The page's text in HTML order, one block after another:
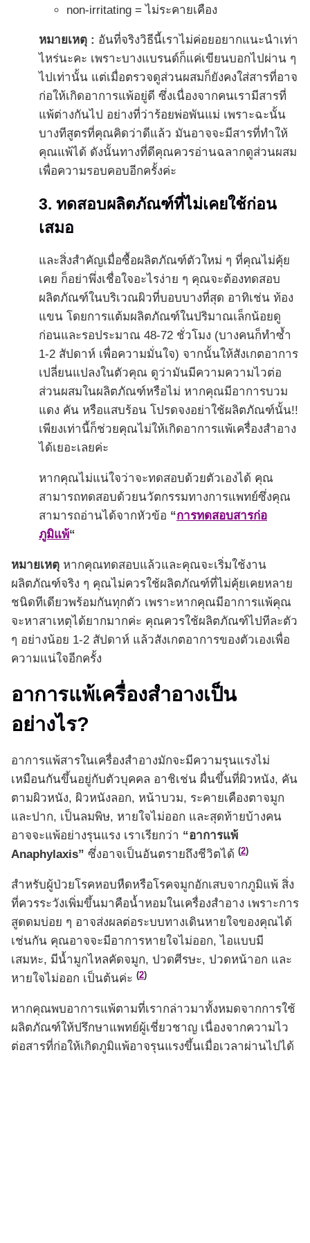
non-irritating = ไม่ระคายเคือง
หมายเหตุ : อันที่จริงวิธีนี้เราไม่ค่อยอยากแนะนำเท่า
ไหร่นะคะ เพราะบางแบรนด์ก็แค่เขียนบอกไปผ่าน ๆ
ไปเท่านั้น แต่เมื่อตรวจดูส่วนผสมก็ยังคงใส่สารที่อาจ
ก่อให้เกิดอาการแพ้อยู่ดี ซึ่งเนื่องจากคนเรามีสารที่
แพ้ต่างกันไป อย่างที่ว่าร้อยพ่อพันแม่ เพราะฉะนั้น
บางทีสูตรที่คุณคิดว่าดีแล้ว มันอาจจะมีสารที่ทำให้
คุณแพ้ได้ ดังนั้นทางที่ดีคุณควรอ่านฉลากดูส่วนผสม
เพื่อความรอบคอบอีกครั้งค่ะ
3. ทดสอบผลิตภัณฑ์ที่ไม่เคยใช้ก่อน
เสมอ
และสิ่งสำคัญเมื่อซื้อผลิตภัณฑ์ตัวใหม่ ๆ ที่คุณไม่คุ้ย
เคย ก็อย่าพึ่งเชื่อใจอะไรง่าย ๆ คุณจะต้องทดสอบ
ผลิตภัณฑ์ในบริเวณผิวที่บอบบางที่สุด อาทิเช่น ท้อง
แขน โดยการแต้มผลิตภัณฑ์ในปริมาณเล็กน้อยดู
ก่อนและรอประมาณ 48-72 ชั่วโมง (บางคนก็ทำซ้ำ
1-2 สัปดาห์ เพื่อความมั่นใจ) จากนั้นให้สังเกตอาการ
เปลี่ยนแปลงในตัวคุณ ดูว่ามันมีความความไวต่อ
ส่วนผสมในผลิตภัณฑ์หรือไม่ หากคุณมีอาการบวม
แดง คัน หรือแสบร้อน โปรดจงอย่าใช้ผลิตภัณฑ์นั้น!!
เพียงเท่านี้ก็ช่วยคุณไม่ให้เกิดอาการแพ้เครื่องสำอาง
ได้เยอะเลยค่ะ
หากคุณไม่แน่ใจว่าจะทดสอบด้วยตัวเองได้ คุณ
สามารถทดสอบด้วยนวัตกรรมทางการแพทย์ซึ่งคุณ
สามารถอ่านได้จากหัวข้อ “การทดสอบสารก่อ
ภูมิแพ้“
หมายเหตุ หากคุณทดสอบแล้วและคุณจะเริ่มใช้งาน
ผลิตภัณฑ์จริง ๆ คุณไม่ควรใช้ผลิตภัณฑ์ที่ไม่คุ้ยเคยหลาย
ชนิดทีเดียวพร้อมกันทุกตัว เพราะหากคุณมีอาการแพ้คุณ
จะหาสาเหตุได้ยากมากค่ะ คุณควรใช้ผลิตภัณฑ์ไปทีละตัว
ๆ อย่างน้อย 1-2 สัปดาห์ แล้วสังเกตอาการของตัวเองเพื่อ
ความแน่ใจอีกครั้ง
อาการแพ้เครื่องสำอางเป็น
อย่างไร?
อาการแพ้สารในเครื่องสำอางมักจะมีความรุนแรงไม่
เหมือนกันขึ้นอยู่กับตัวบุคคล อาชิเช่น ผื่นขึ้นที่ผิวหนัง, คัน
ตามผิวหนัง, ผิวหนังลอก, หน้าบวม, ระคายเคืองตาจมูก
และปาก, เป็นลมพิษ, หายใจไม่ออก และสุดท้ายบ้างคน
อาจจะแพ้อย่างรุนแรง เราเรียกว่า “อาการแพ้
Anaphylaxis” ซึ่งอาจเป็นอันตรายถึงชีวิตได้ (2)
สำหรับผู้ป่วยโรคหอบหืดหรือโรคจมูกอักเสบจากภูมิแพ้ สิ่ง
ที่ควรระวังเพิ่มขึ้นมาคือน้ำหอมในเครื่องสำอาง เพราะการ
สูดดมบ่อย ๆ อาจส่งผลต่อระบบทางเดินหายใจของคุณได้
เช่นกัน คุณอาจจะมีอาการหายใจไม่ออก, ไอแบบมี
เสมหะ, มีน้ำมูกไหลคัดจมูก, ปวดศีรษะ, ปวดหน้าอก และ
หายใจไม่ออก เป็นต้นค่ะ (2)
หากคุณพบอาการแพ้ตามที่เรากล่าวมาทั้งหมดจากการใช้
ผลิตภัณฑ์ให้ปรึกษาแพทย์ผู้เชี่ยวชาญ เนื่องจากความไว
ต่อสารที่ก่อให้เกิดภูมิแพ้อาจรุนแรงขึ้นเมื่อเวลาผ่านไปได้